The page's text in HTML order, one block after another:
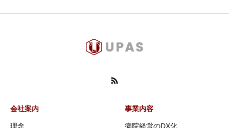
会社案内
理念
事業内容
病院経営のDX化